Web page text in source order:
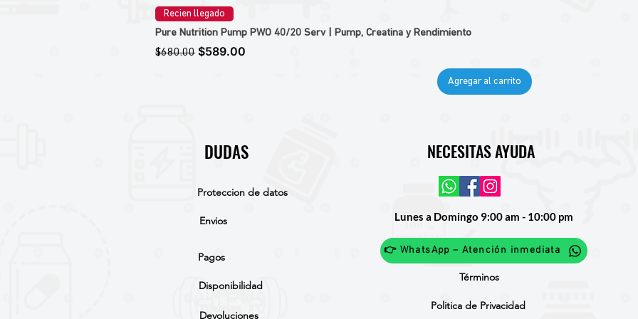
Recien llegado
Pure Nutrition Pump PWO 40/20 Serv | Pump, Creatina y Rendimiento
Precio
$680.00 Precio de oferta
$589.00
Agregar al carrito
DUDAS
Proteccion de datos
Envios
Pagos
Disponibilidad
Devoluciones
NECESITAS AYUDA
Lunes a Domingo 9:00 am - 10:00 pm
👉 WhatsApp – Atención inmediata
Términos
Politica de Privacidad